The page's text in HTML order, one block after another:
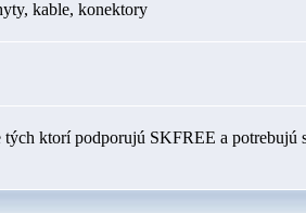
kable, konektory
tých ktorí podporujú SKFREE a